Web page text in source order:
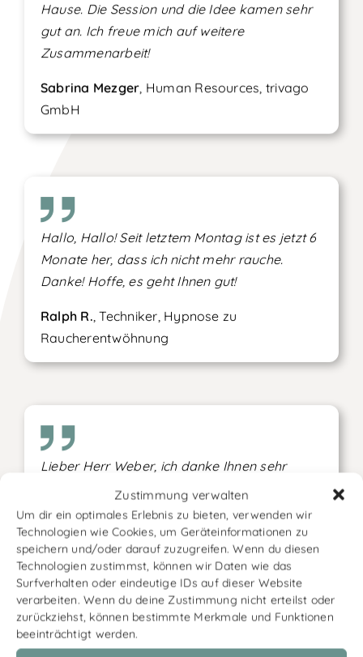
Zustimmung verwalten
Um dir ein optimales Erlebnis zu bieten, verwenden wir
Technologien wie Cookies, um Geräteinformationen zu
speichern und/oder darauf zuzugreifen. Wenn du diesen
Technologien zustimmst, können wir Daten wie das
Surfverhalten oder eindeutige IDs auf dieser Website
verarbeiten. Wenn du deine Zustimmung nicht erteilst oder
zurückziehst, können bestimmte Merkmale und Funktionen
beeinträchtigt werden.
Hause. Die Session und die Idee kamen sehr
gut an. Ich freue mich auf weitere
Zusammenarbeit!
Sabrina Mezger, Human Resources, trivago
GmbH
Hallo, Hallo! Seit letztem Montag ist es jetzt 6
Monate her, dass ich nicht mehr rauche.
Danke! Hoffe, es geht Ihnen gut!
Ralph R., Techniker, Hypnose zu
Raucherentwöhnung
Lieber Herr Weber, ich danke Ihnen sehr
herzlich für das gelungene Coaching. Meine
Außenwirkung hat sich seitdem merklich
verbessert, und ich habe wieder richtig Spaß
an meinem Job.
Martin S. D., Rechtsanwalt, Coaching zu
Persönlichkeitsentwicklung & freies Sprechen